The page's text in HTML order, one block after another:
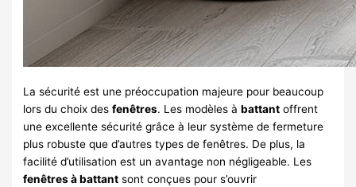
La sécurité est une préoccupation majeure pour beaucoup
lors du choix desfenêtres. Les modèles àbattant offrent
une excellente sécurité grâce à leur système de fermeture
plus robuste que d’autres types de fenêtres. De plus, la
facilité d’utilisation est un avantage non négligeable. Les
fenêtres à battant sont conçues pour s’ouvrir